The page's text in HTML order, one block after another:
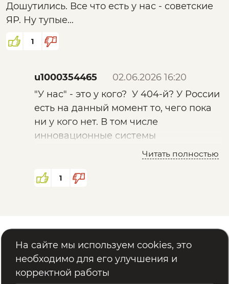
Дошутились. Все что есть у нас - советские
ЯР. Ну тупые...
1
u1000354465
02.06.2026 16:20
"У нас" - это у кого? У 404-й? У России
есть на данный момент то, чего пока
ни у кого нет. В том числе
инновационные системы
биоинженерии при восстановлении
чего-то "великая и непобедимая"
наваляли им по самое небалуйся.
Посмотрим, что будет летом. Не стоит,
конечно, просто так отмахиваться от
хайповых заявлений США о
Читать полностью
1
Политика обработки персональных данных
На сайте мы используем cookies, это
необходимо для его улучшения и
корректной работы